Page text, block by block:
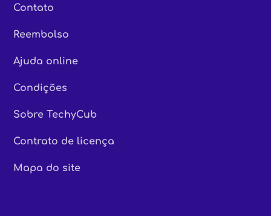
Contato
Reembolso
Ajuda online
Condições
Sobre TechyCub
Contrato de licença
Mapa do site